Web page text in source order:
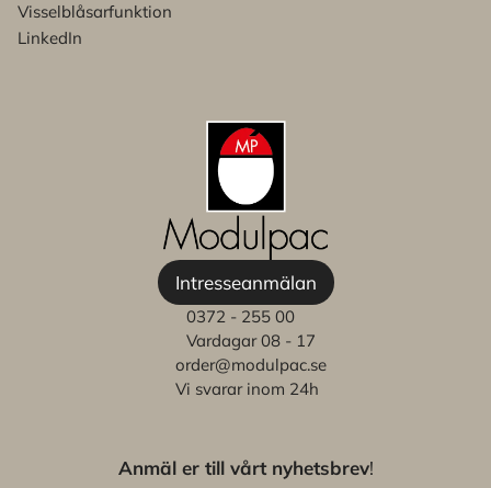
Visselblåsarfunktion
LinkedIn
Intresseanmälan
0372 - 255 00
Vardagar 08 - 17
order@modulpac.se
Vi svarar inom 24h
Anmäl er till vårt nyhetsbrev!